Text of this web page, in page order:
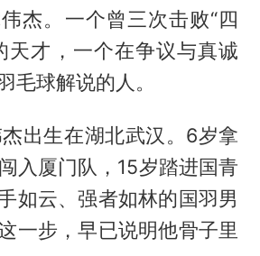
杰。一个曾三次击败“四
天才，一个在争议与真诚
毛球解说的人。
出生在湖北武汉。6岁拿
入厦门队，15岁踏进国青
如云、强者如林的国羽男
一步，早已说明他骨子里